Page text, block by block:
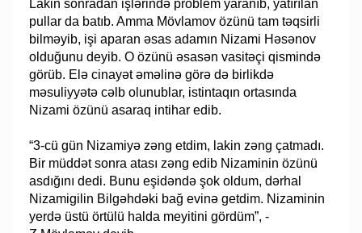
Lakin sonradan işlərində problem yaranıb, yatırılan
pullar da batıb. Amma Mövlamov özünü tam təqsirli
bilməyib, işi aparan əsas adamın Nizami Həsənov
olduğunu deyib. O özünü əsasən vasitəçi qismində
görüb. Elə cinayət əməlinə görə də birlikdə
məsuliyyətə cəlb olunublar, istintaqın ortasında
Nizami özünü asaraq intihar edib.
“3-cü gün Nizamiyә zәng etdim, lakin zәng çatmadı.
Bir müddәt sonra atası zәng edib Nizaminin özünü
asdığını dedi. Bunu eşidəndə şok oldum, dərhal
Nizamigilin Bilgәhdәki bağ evinә getdim. Nizaminin
yerdә üstü örtülü halda meyitini gördüm”, -